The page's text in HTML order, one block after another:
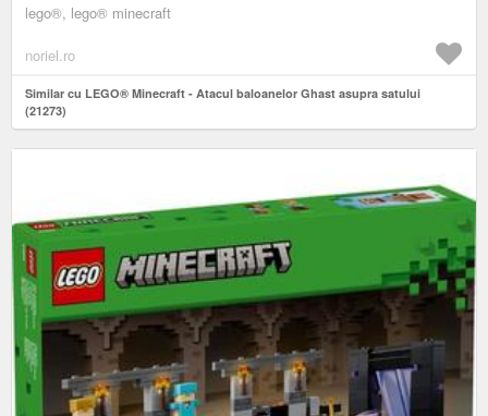
lego®, lego® minecraft
noriel.ro
Similar cu LEGO® Minecraft - Atacul baloanelor Ghast asupra satului
(21273)